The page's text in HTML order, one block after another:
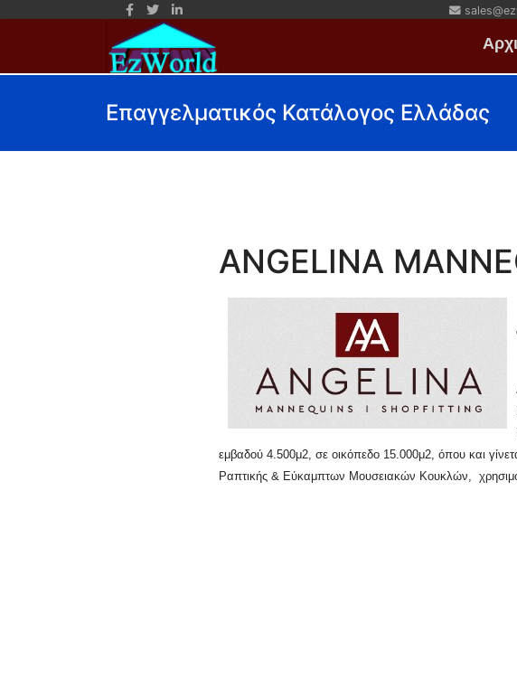
Επαγγελματικός Κατάλογος Ελλάδας
ANGELINA
εμβαδού 4.500μ2, σε οικόπεδο 15.000μ2, όπου και
Ραπτικής & Εύκαμπτων Μουσειακών Κουκλών,